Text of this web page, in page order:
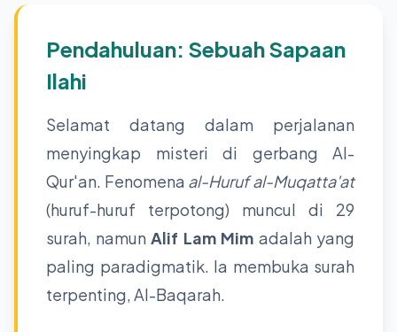
Pendahuluan: Sebuah Sapaan
Ilahi
Selamat datang dalam perjalanan
menyingkap misteri di gerbang Al-
Qur'an. Fenomena al-Huruf al-Muqatta'at
(huruf-huruf terpotong) muncul di 29
surah, namun Alif Lam Mim adalah yang
paling paradigmatik. Ia membuka surah
terpenting, Al-Baqarah.